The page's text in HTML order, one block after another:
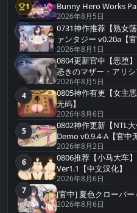
第1名
1 Bunny Hero Works
2026年8月5日
第2名
2
0731神作推荐【熟女
ァンタジー v0.20a【官
2026年8月1日
第3名
3
0804更新官中【恶堕
憑きのマザー・アリシ
2026年8月5日
第4名
4
0805神作有更【女主
无码】
2026年8月6日
第5名
5
0802神作更新【NTL
Demo v0.9.4-A【官中
2026年8月2日
第6名
6
0806推荐【小马大车
Ver1.1【中文汉化】
2026年8月6日
第7名
7 [官中] 夏色クローバー
2026年8月6日